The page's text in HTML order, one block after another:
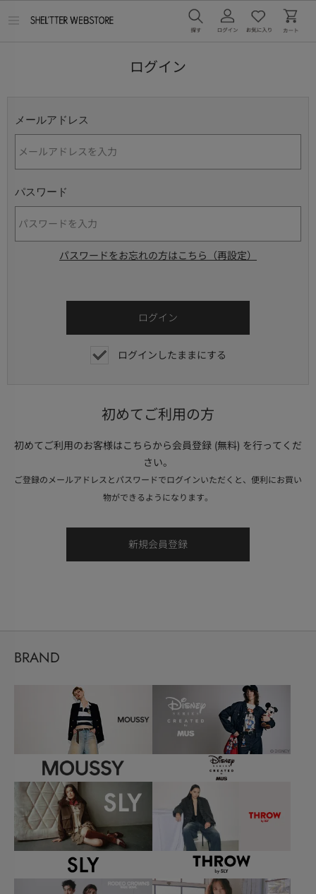
ログイン
メールアドレス
パスワード
パスワードをお忘れの方はこちら（再設定）
ログインしたままにする
初めてご利用の方
初めてご利用のお客様はこちらから会員登録 (無料) を行ってくだ
さい。
ご登録のメールアドレスとパスワードでログインいただくと、便利にお買い
物ができるようになります。
BRAND